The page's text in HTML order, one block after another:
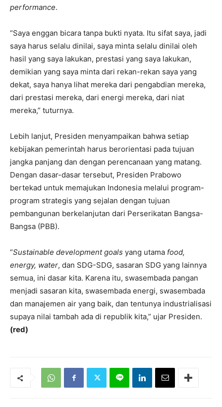
performance.
“Saya enggan bicara tanpa bukti nyata. Itu sifat saya, jadi
saya harus selalu dinilai, saya minta selalu dinilai oleh
hasil yang saya lakukan, prestasi yang saya lakukan,
demikian yang saya minta dari rekan-rekan saya yang
dekat, saya hanya lihat mereka dari pengabdian mereka,
dari prestasi mereka, dari energi mereka, dari niat
mereka,” tuturnya.
Lebih lanjut, Presiden menyampaikan bahwa setiap
kebijakan pemerintah harus berorientasi pada tujuan
jangka panjang dan dengan perencanaan yang matang.
Dengan dasar-dasar tersebut, Presiden Prabowo
bertekad untuk memajukan Indonesia melalui program-
program strategis yang sejalan dengan tujuan
pembangunan berkelanjutan dari Perserikatan Bangsa-
Bangsa (PBB).
“Sustainable development goals yang utama food,
energy, water, dan SDG-SDG, sasaran SDG yang lainnya
semua, ini dasar kita. Karena itu, swasembada pangan
menjadi sasaran kita, swasembada energi, swasembada
dan manajemen air yang baik, dan tentunya industrialisasi
supaya nilai tambah ada di republik kita,” ujar Presiden.
(red)